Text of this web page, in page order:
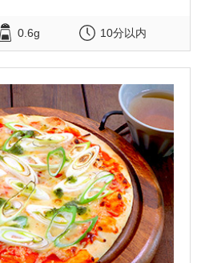
0.6g 10分以内